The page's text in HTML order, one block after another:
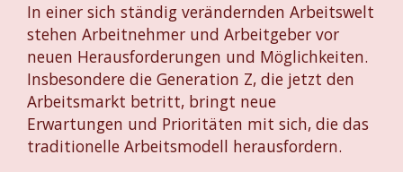
In einer sich ständig verändernden Arbeitswelt
stehen Arbeitnehmer und Arbeitgeber vor
neuen Herausforderungen und Möglichkeiten.
Insbesondere die Generation Z, die jetzt den
Arbeitsmarkt betritt, bringt neue
Erwartungen und Prioritäten mit sich, die das
traditionelle Arbeitsmodell herausfordern.